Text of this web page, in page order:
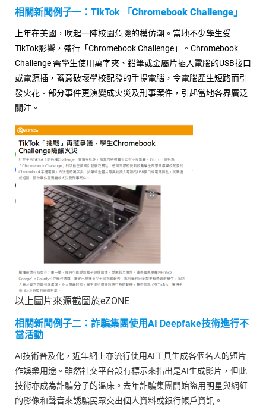
相關新聞例子一： TikTok 「Chromebook Challenge 」
上年在美國，吹起一陣校園危險的模仿潮。當地不少學生受
TikTok影響，盛行「Chromebook Challenge」。Chromebook
Challenge 需學生使用萬字夾、鉛筆或金屬片插入電腦的USB接口
或電源插，蓄意破壞學校配發的手提電腦，令電腦產生短路而引
發火花。部分事件更演變成火災及刑事案件，引起當地各界廣泛
關注。
以上圖片來源截圖於eZONE
相關新聞例子二： 詐騙集團使用AI Deepfake技術進行不
當活動
AI技術普及化，近年網上亦流行使用AI工具生成各個名人的短片
作娛樂用途。雖然社交平台設有標示來指出是AI生成影片，但此
技術亦成為詐騙分子的溫床。去年詐騙集團開始盜用明星與網紅
的影像和聲音來誘騙民眾交出個人資料或銀行帳戶資訊。